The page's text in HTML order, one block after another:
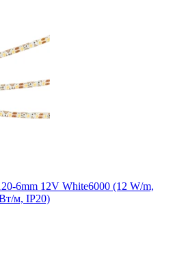
6mm 12V White6000 (12 W/m,
м, IP20)